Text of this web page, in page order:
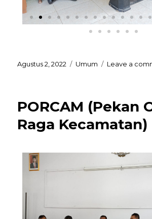
Agustus 2, 2022 Umum Leave a
PORCAM (Pekan
Raga Kecamatan)